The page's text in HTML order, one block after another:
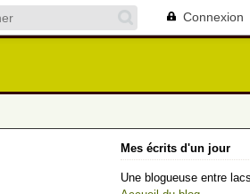
Connexion
Mes écrits d'un jour
Une blogueuse entre